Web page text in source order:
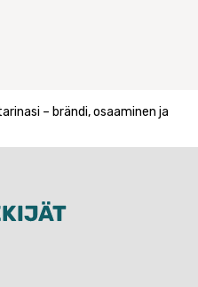
– brändi, osaaminen ja